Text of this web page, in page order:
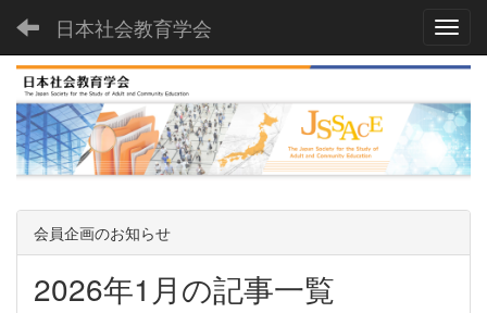
日本社会教育学会
会員企画のお知らせ
2026年1月の記事一覧